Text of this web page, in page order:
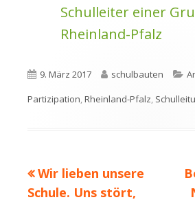
Schulleiter einer
Rheinland-Pfalz
Veröffentlicht
am
9. März 2017 Autor
schulbauten
Partizipation,Rheinland-Pfalz,
Beitragsnavigation
Vorheriger
Beitrag:
Wir lieben unsere
Schule. Uns stört,